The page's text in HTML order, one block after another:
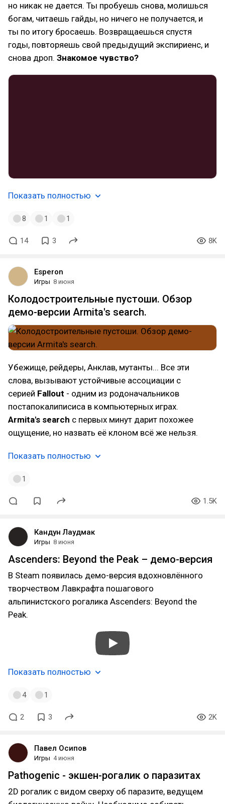
но никак не дается. Ты пробуешь снова, молишься
богам, читаешь гайды, но ничего не получается, и
ты по итогу бросаешь. Возвращаешься спустя
годы, повторяешь свой предыдущий экспириенс, и
снова дроп. Знакомое чувство?
Показать полностью
8 1 1
14 3 8K
Esperon
Игры 8 июня
Колодостроительные пустоши. Обзор
демо-версии Armita's search.
Убежище, рейдеры, Анклав, мутанты... Все эти
слова, вызывают устойчивые ассоциации с
серией Fallout - одним из родоначальников
постапокалиписиса в компьютерных играх.
Armita's search с первых минут дарит похожее
ощущение, но назвать её клоном всё же нельзя.
Показать полностью
1
1.5K
Кандун Лаудмак
Игры 8 июня
Ascenders: Beyond the Peak – демо-версия
В Steam появилась демо-версия вдохновлённого
творчеством Лавкрафта пошагового
альпинистского рогалика Ascenders: Beyond the
Peak.
Показать полностью
4 1
2 3 2K
Павел Осипов
Игры 4 июня
Pathogenic - экшен-рогалик о паразитах
2D рогалик с видом сверху об паразите, ведущем